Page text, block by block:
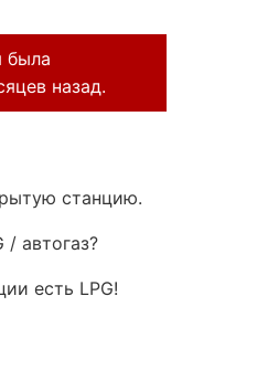
была
назад.
станцию.
/ автогаз?
есть LPG!